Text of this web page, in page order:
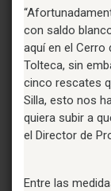
con saldo
aquí en el Cerro
Tolteca, sin
cinco rescates
Silla, esto nos
quiera subir a
el Director de
Entre las